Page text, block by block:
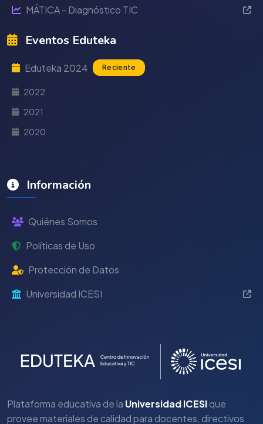
MÁTICA - Diagnóstico TIC
Eventos Eduteka
Eduteka 2024 Reciente
2022
2021
2020
Información
Quiénes Somos
Políticas de Uso
Protección de Datos
Universidad ICESI
Plataforma educativa de la Universidad ICESIque
provee materiales de calidad para docentes, directivos